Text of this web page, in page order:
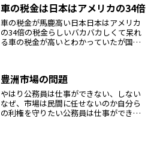
車の税金は日本はアメリカの34倍
車の税金が馬鹿高い日本日本はアメリカ
の34倍の税金らしいバカバカしくて呆れ
る車の税金が高いとわかっていたが国は
か？マー国民をなめている
豊洲市場の問題
やはり公務員は仕事ができない、しない
なぜ、市場は民間に任せないのか自分ら
の利権を守りたい公務員は仕事ができな